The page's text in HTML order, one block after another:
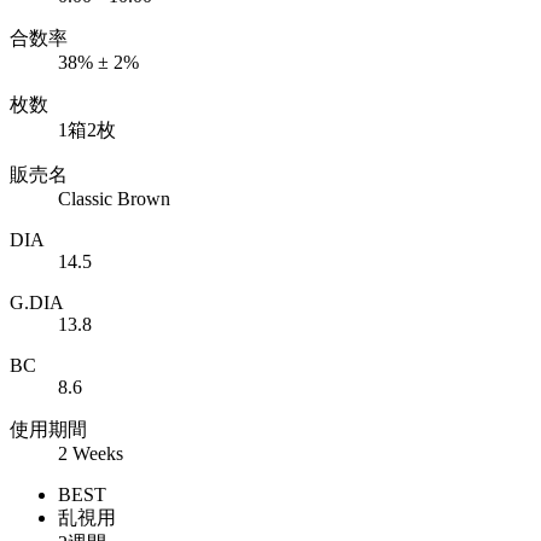
合数率
38% ± 2%
枚数
1箱2枚
販売名
Classic Brown
DIA
14.5
G.DIA
13.8
BC
8.6
使用期間
2 Weeks
BEST
乱視用